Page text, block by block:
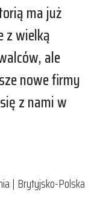
ma już
z wielką
ale
nowe firmy
z nami w
| Brytyjsko-Polska